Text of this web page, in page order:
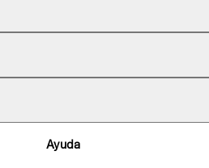
Ayuda